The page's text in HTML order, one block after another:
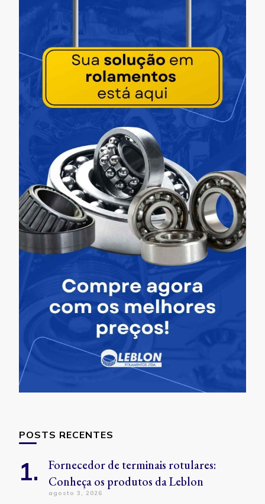
POSTS RECENTES
Fornecedor de terminais rotulares:
Conheça os produtos da Leblon
agosto 3, 2026